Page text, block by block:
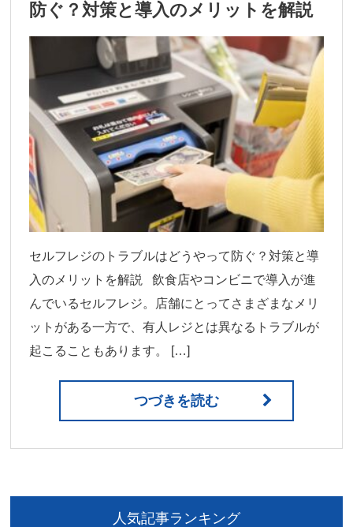
防ぐ？対策と導入のメリットを解説
セルフレジのトラブルはどうやって防ぐ？対策と導
入のメリットを解説 飲食店やコンビニで導入が進
んでいるセルフレジ。店舗にとってさまざまなメリ
ットがある一方で、有人レジとは異なるトラブルが
起こることもあります。 […]
つづきを読む
人気記事ランキング